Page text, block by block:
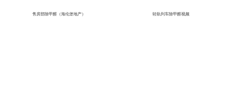
售房部除甲醛（海伦堡地产） 轻轨列车除甲醛视频